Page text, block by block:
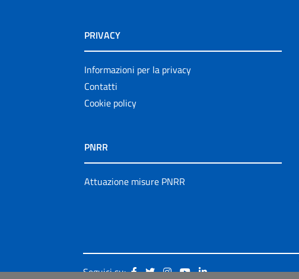
PRIVACY
Informazioni per la privacy
Contatti
Cookie policy
PNRR
Attuazione misure PNRR
Seguici su: